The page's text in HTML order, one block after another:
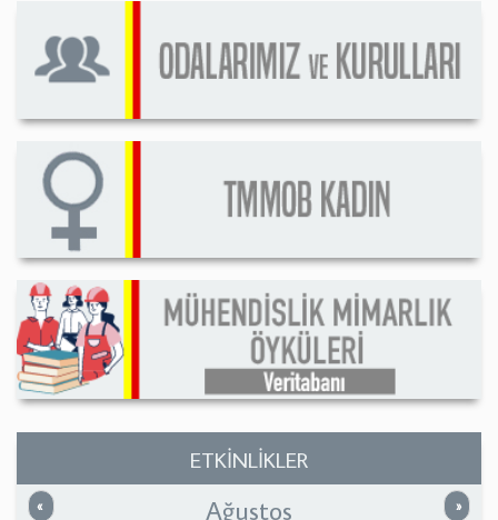
ETKİNLİKLER
« Önceki »
Ağustos